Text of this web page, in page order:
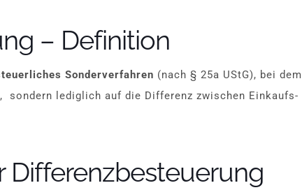
– Definition
Sonderverfahren (nach § 25a UStG), bei
sondern lediglich auf die Differenz zwischen
Differenzbesteuerung